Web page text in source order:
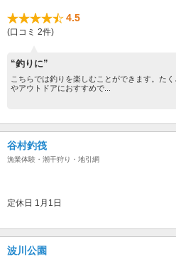
4.5
(口コミ 2件)
“釣りに”
こちらでは釣りを楽しむことができます。た
やアウトドアにおすすめで...
谷村釣筏
漁業体験・潮干狩り・地引網
定休日 1月1日
波川公園